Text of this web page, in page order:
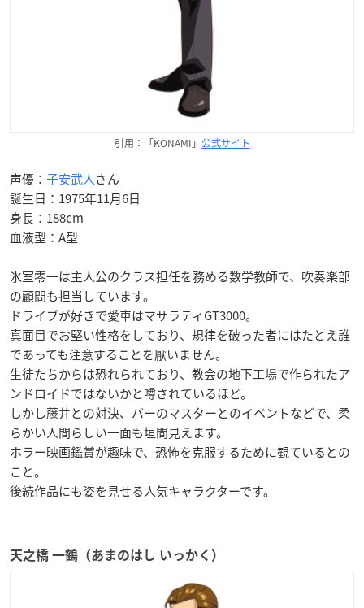
引用：「KONAMI」 公式サイト
声優： 子安武人さん
誕生日：1975年11月6日
身長：188cm
血液型：A型
氷室零一は主人公のクラス担任を務める数学教師で、吹奏楽部
の顧問も担当しています。
ドライブが好きで愛車はマサラティGT3000。
真面目でお堅い性格をしており、規律を破った者にはたとえ誰
であっても注意することを厭いません。
生徒たちからは恐れられており、教会の地下工場で作られたア
ンドロイドではないかと噂されているほど。
しかし藤井との対決、バーのマスターとのイベントなどで、柔
らかい人間らしい一面も垣間見えます。
ホラー映画鑑賞が趣味で、恐怖を克服するために観ているとの
こと。
後続作品にも姿を見せる人気キャラクターです。
天之橋 一鶴（あまのはし いっかく）